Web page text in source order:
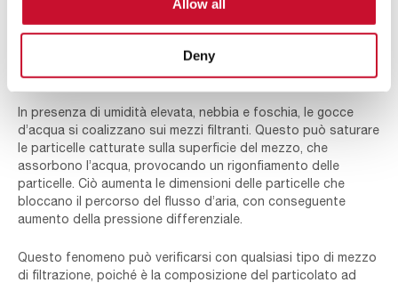
Allow all
Deny
semplicemente il passaggio dell’acqua.
L’effetto dell’acqua sul particolato
In presenza di umidità elevata, nebbia e foschia, le gocce
d’acqua si coalizzano sui mezzi filtranti. Questo può saturare
le particelle catturate sulla superficie del mezzo, che
assorbono l’acqua, provocando un rigonfiamento delle
particelle. Ciò aumenta le dimensioni delle particelle che
bloccano il percorso del flusso d’aria, con conseguente
aumento della pressione differenziale.
Questo fenomeno può verificarsi con qualsiasi tipo di mezzo
di filtrazione, poiché è la composizione del particolato ad